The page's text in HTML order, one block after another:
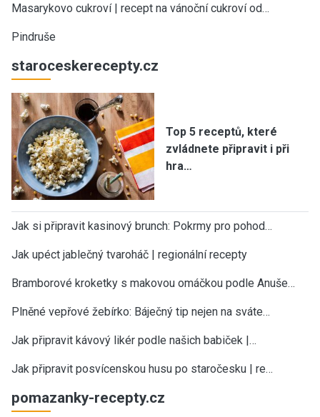
Masarykovo cukroví | recept na vánoční cukroví od…
Pindruše
staroceskerecepty.cz
Top 5 receptů, které
zvládnete připravit i při
hra…
Jak si připravit kasinový brunch: Pokrmy pro pohod…
Jak upéct jablečný tvaroháč | regionální recepty
Bramborové kroketky s makovou omáčkou podle Anuše…
Plněné vepřové žebírko: Báječný tip nejen na sváte…
Jak připravit kávový likér podle našich babiček |…
Jak připravit posvícenskou husu po staročesku | re…
pomazanky-recepty.cz